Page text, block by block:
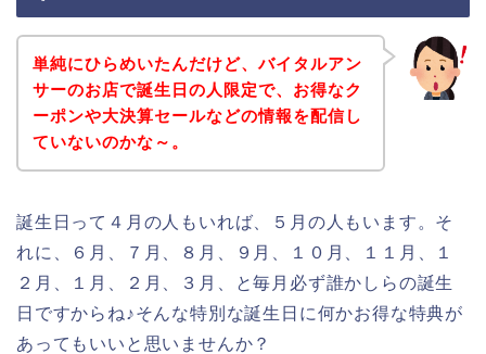
単純にひらめいたんだけど、バイタルアン
サーのお店で誕生日の人限定で、お得なク
ーポンや大決算セールなどの情報を配信し
ていないのかな～。
誕生日って４月の人もいれば、５月の人もいます。そ
れに、６月、７月、８月、９月、１０月、１１月、１
２月、１月、２月、３月、と毎月必ず誰かしらの誕生
日ですからね♪そんな特別な誕生日に何かお得な特典が
あってもいいと思いませんか？